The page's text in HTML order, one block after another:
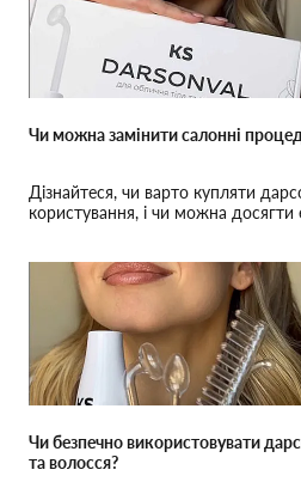
Чи можна замінити салонні
Дізнайтеся, чи варто купляти
користування, і чи можна
Чи безпечно використовувати
та волосся?